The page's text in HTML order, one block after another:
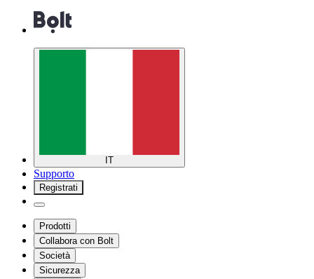
IT
Supporto
Registrati
Prodotti
Collabora con Bolt
Società
Sicurezza